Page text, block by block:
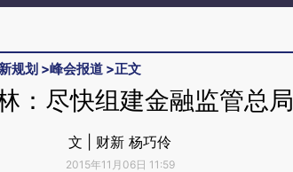
规划 >峰会报道 >正文
：尽快组建金融监管总局
文 | 财新 杨巧伶
2015年11月06日 11:59